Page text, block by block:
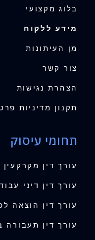
בלוג מקצועי
מידע ללקוח
מן העיתונות
צור קשר
הצהרת נגישות
תקנון מדיניות
תחומי עיסוק
עורך דין
עורך דין דיני
עורך דין הוצאה
עורך דין תעבורה